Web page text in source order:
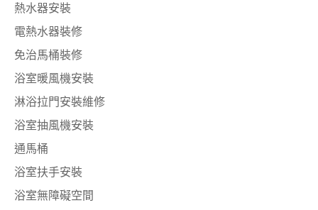
熱水器安裝
電熱水器裝修
免治馬桶裝修
浴室暖風機安裝
淋浴拉門安裝維修
浴室抽風機安裝
通馬桶
浴室扶手安裝
浴室無障礙空間